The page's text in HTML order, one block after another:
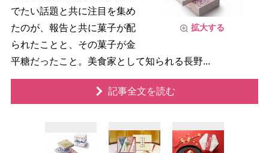
拡大する
でたい話題と共に注目を集め
たのが、報告と共に菓子が配
られたことと、その菓子が金
平糖だったこと。美食家として知られる長野...
記事全文を読む